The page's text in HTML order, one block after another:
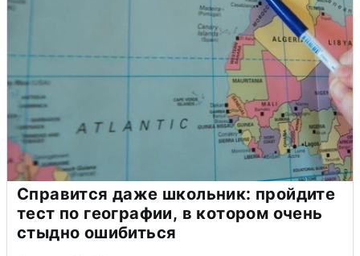
Справится даже школьник: пройдите
тест по географии, в котором очень
стыдно ошибиться